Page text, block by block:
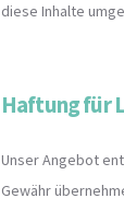
diese Inhalte
Haftung für
Unser Angebot
Gewähr